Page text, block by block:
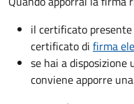
il certificato presente
certificato di firma
se hai a
conviene apporre